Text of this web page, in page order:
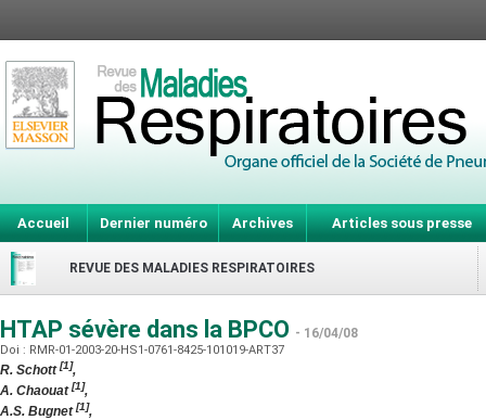
Accueil Dernier numéro Archives Articles sous presse
REVUE DES MALADIES RESPIRATOIRES
HTAP sévère dans la BPCO - 16/04/08
Doi : RMR-01-2003-20-HS1-0761-8425-101019-ART37
R. Schott[1],
A. Chaouat[1],
A.S. Bugnet[1],